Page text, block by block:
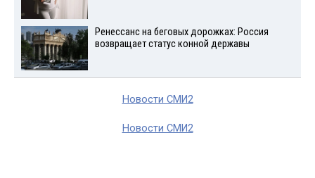
Ренессанс на беговых дорожках: Россия
возвращает статус конной державы
Новости СМИ2
Новости СМИ2